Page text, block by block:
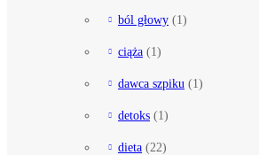
ból głowy (1)
ciąża (1)
dawca szpiku (1)
detoks (1)
dieta (22)